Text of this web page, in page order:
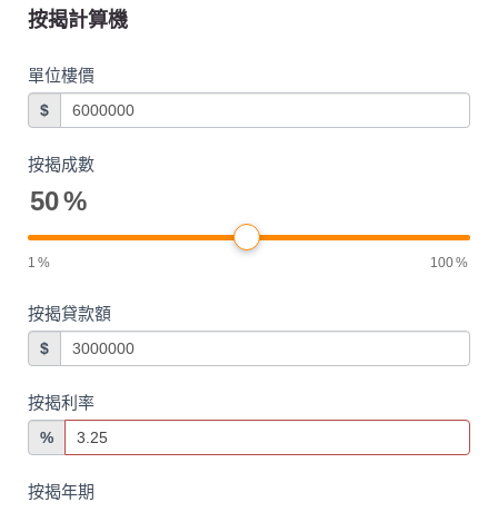
按揭計算機
單位樓價
$
按揭成數
50%
1 % 100%
按揭貸款額
$
按揭利率
%
按揭年期